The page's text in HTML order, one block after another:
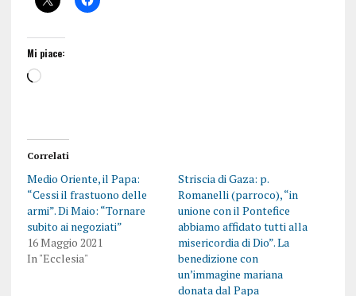
Mi piace:
Correlati
Medio Oriente, il Papa:
“Cessi il frastuono delle
armi”. Di Maio: “Tornare
subito ai negoziati”
16 Maggio 2021
In "Ecclesia"
Striscia di Gaza: p.
Romanelli (parroco), “in
unione con il Pontefice
abbiamo affidato tutti alla
misericordia di Dio”. La
benedizione con
un’immagine mariana
donata dal Papa